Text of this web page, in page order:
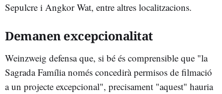
Sepulcre i Angkor Wat, entre altres localitzacions.
Demanen excepcionalitat
Weinzweig defensa que, si bé és comprensible que "la
Sagrada Família només concedirà permisos de filmació
a un projecte excepcional", precisament "aquest" hauria